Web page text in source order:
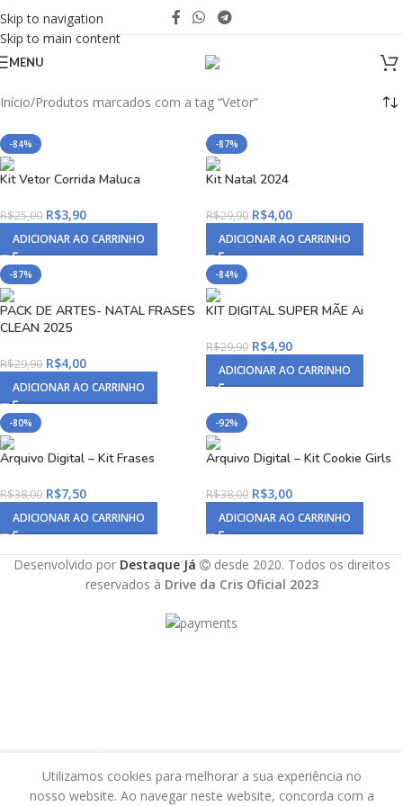
Skip to navigation
Skip to main content
MENU
Início Produtos marcados com a tag “Vetor”
-84%
Kit Vetor Corrida Maluca
R$25,00 R$3,90
ADICIONAR AO CARRINHO
-87%
Kit Natal 2024
R$29,90 R$4,00
ADICIONAR AO CARRINHO
-87%
PACK DE ARTES- NATAL FRASES
CLEAN 2025
R$29,90 R$4,00
ADICIONAR AO CARRINHO
-84%
KIT DIGITAL SUPER MÃE Ai
R$29,90 R$4,90
ADICIONAR AO CARRINHO
-80%
Arquivo Digital – Kit Frases
R$38,00 R$7,50
ADICIONAR AO CARRINHO
-92%
Arquivo Digital – Kit Cookie Girls
R$38,00 R$3,00
ADICIONAR AO CARRINHO
Desenvolvido por Destaque Já
desde 2020. Todos os direitos
reservados à Drive da Cris Oficial 2023
Utilizamos cookies para melhorar a sua experiência no
nosso website. Ao navegar neste website, concorda com a
de desejos
Carrinho
Minha conta